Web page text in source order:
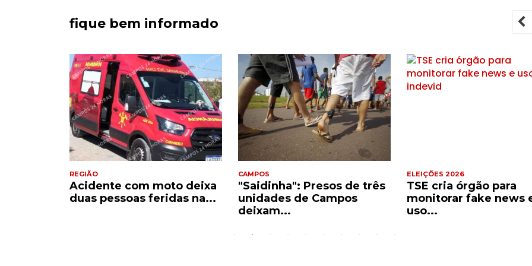
fique bem informado
REGIÃO
Acidente com moto deixa
duas pessoas feridas na...
CAMPOS
"Saidinha": Presos de três
unidades de Campos
deixam...
ELEIÇÕES 2026
TSE cria órgão para
monitorar fake news
uso...